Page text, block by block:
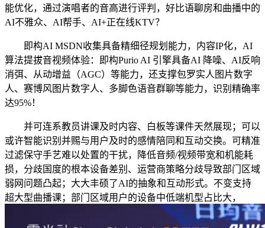
能优化，通过演唱者的音高进行评判，好比语聊房和曲播中的
AI不雅众、AI帮手、AI+正在线KTV？
即构AI MSDN收集具备精细径规划能力，内容IP化，AI
算法提拔音视频体验：即构Purio AI 引擎具备AI 降噪、AI反响
消弭、从动增益（AGC）等能力，还支撑包罗实人图片数字
人、赛博风图片数字人、多脚色语音群聊等能力，识别精确率
达95%！
并可连系教员讲课及时内容、白板等课件天然展现；可以
或许智能识别并赐与用户及时的感情陪同和互动交换。可精准
过滤保守手艺难以处置的干扰，降低音频/视频带宽和机能耗
损，分歧国度的根本设备差别、运营商策略分歧导致部门区域
弱网问题凸起；大大丰硕了AI的抽象和互动形式。不变支持
超大型曲播课；部门区域用户的设备中低端机型占比大，